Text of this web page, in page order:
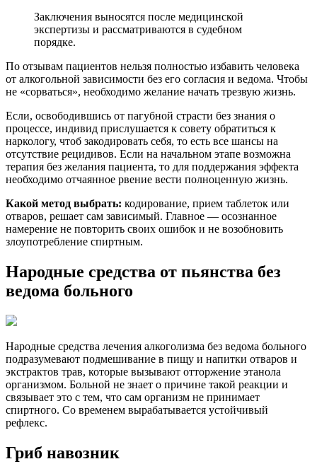
Заключения выносятся после медицинской
экспертизы и рассматриваются в судебном
порядке.
По отзывам пациентов нельзя полностью избавить человека
от алкогольной зависимости без его согласия и ведома. Чтобы
не «сорваться», необходимо желание начать трезвую жизнь.
Если, освободившись от пагубной страсти без знания о
процессе, индивид прислушается к совету обратиться к
наркологу, чтоб закодировать себя, то есть все шансы на
отсутствие рецидивов. Если на начальном этапе возможна
терапия без желания пациента, то для поддержания эффекта
необходимо отчаянное рвение вести полноценную жизнь.
Какой метод выбрать: кодирование, прием таблеток или
отваров, решает сам зависимый. Главное — осознанное
намерение не повторить своих ошибок и не возобновить
злоупотребление спиртным.
Народные средства от пьянства без
ведома больного
Народные средства лечения алкоголизма без ведома больного
подразумевают подмешивание в пищу и напитки отваров и
экстрактов трав, которые вызывают отторжение этанола
организмом. Больной не знает о причине такой реакции и
связывает это с тем, что сам организм не принимает
спиртного. Со временем вырабатывается устойчивый
рефлекс.
Гриб навозник